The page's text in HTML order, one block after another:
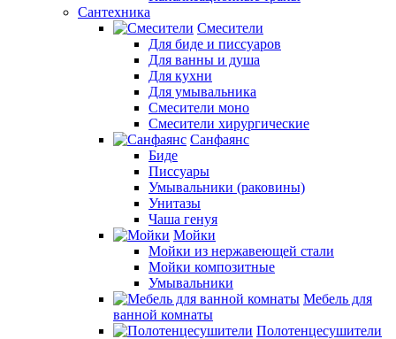
Сантехника
Смесители
Для биде и писсуаров
Для ванны и душа
Для кухни
Для умывальника
Смесители моно
Смесители хирургические
Санфаянс
Биде
Писсуары
Умывальники (раковины)
Унитазы
Чаша генуя
Мойки
Мойки из нержавеющей стали
Мойки композитные
Умывальники
Мебель для
ванной комнаты
Полотенцесушители